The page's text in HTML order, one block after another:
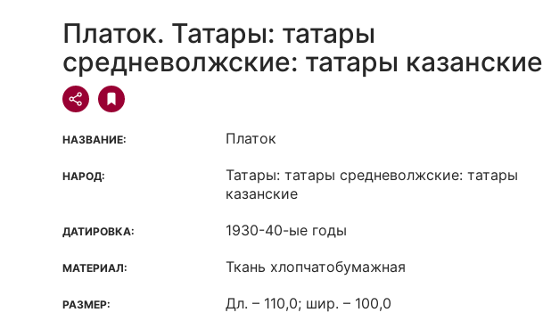
Платок. Татары: татары
средневолжские: татары казанские
НАЗВАНИЕ: Платок
НАРОД:
Татары: татары средневолжские: татары
казанские
ДАТИРОВКА: 1930-40-ые годы
МАТЕРИАЛ: Ткань хлопчатобумажная
РАЗМЕР: Дл. – 110,0; шир. – 100,0